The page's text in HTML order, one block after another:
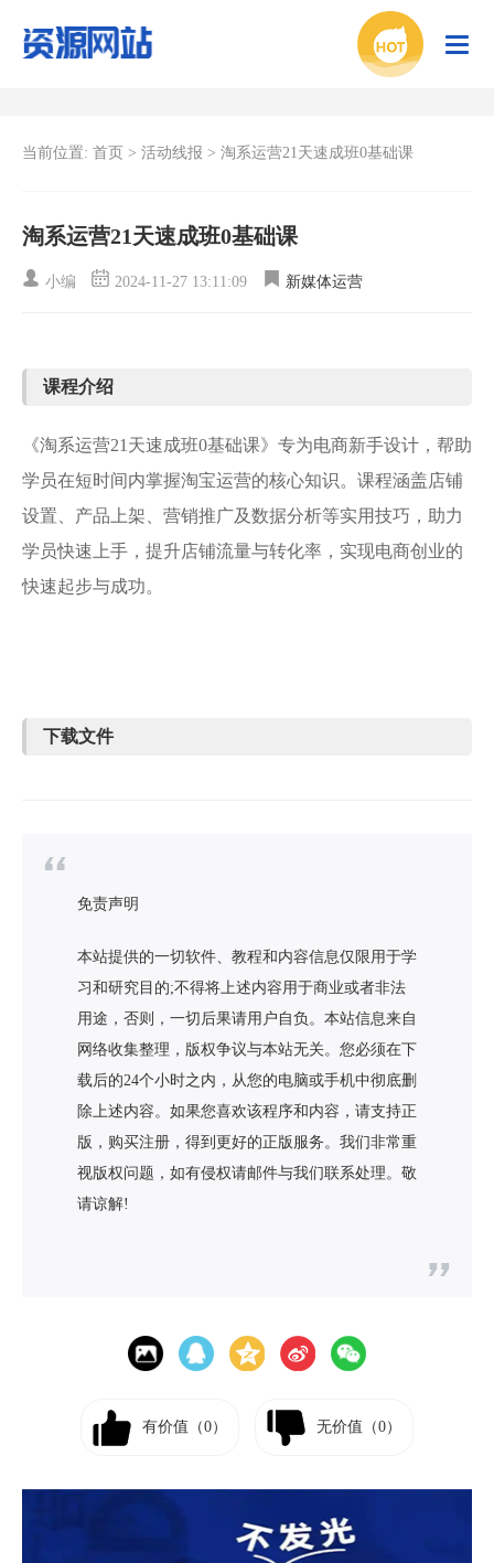
当前位置: 首页 > 活动线报 > 淘系运营21天速成班0基础课
淘系运营21天速成班0基础课
小编 2024-11-27 13:11:09 新媒体运营
课程介绍
《淘系运营21天速成班0基础课》专为电商新手设计，帮助
学员在短时间内掌握淘宝运营的核心知识。课程涵盖店铺
设置、产品上架、营销推广及数据分析等实用技巧，助力
学员快速上手，提升店铺流量与转化率，实现电商创业的
快速起步与成功。
下载文件
免责声明
本站提供的一切软件、教程和内容信息仅限用于学
习和研究目的;不得将上述内容用于商业或者非法
用途，否则，一切后果请用户自负。本站信息来自
网络收集整理，版权争议与本站无关。您必须在下
载后的24个小时之内，从您的电脑或手机中彻底删
除上述内容。如果您喜欢该程序和内容，请支持正
版，购买注册，得到更好的正版服务。我们非常重
视版权问题，如有侵权请邮件与我们联系处理。敬
请谅解!
有价值（0） 无价值（0）